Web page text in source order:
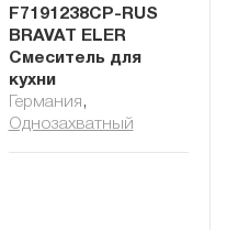
F7191238CP-RUS
BRAVAT ELER
Cмеситель для
кухни
Германия ,
Однозахватный